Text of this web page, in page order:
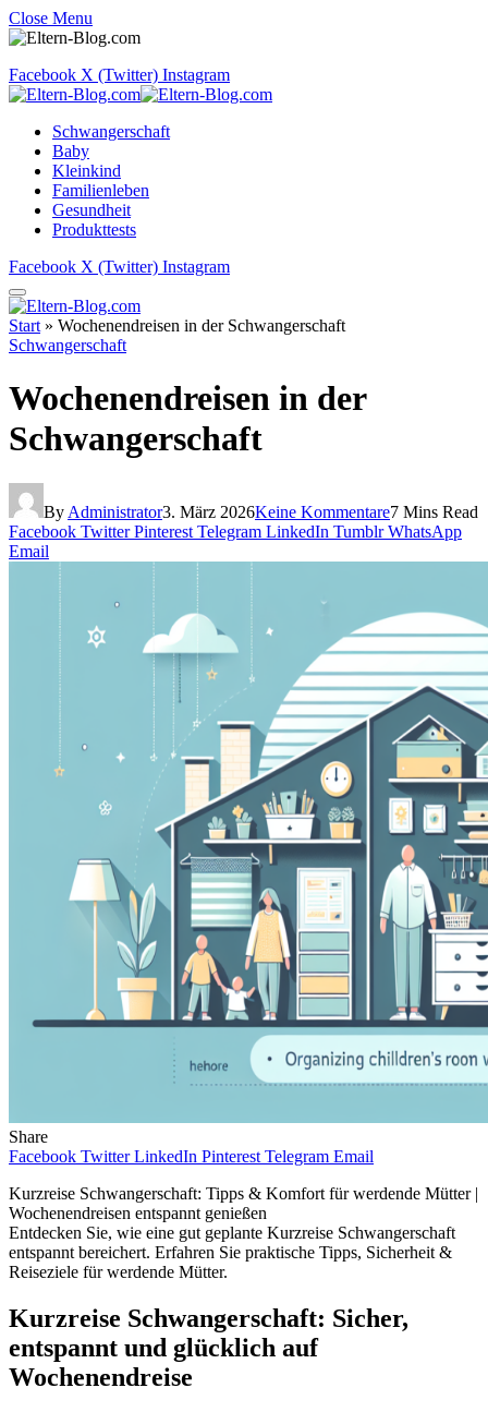
Close Menu
Facebook X (Twitter) Instagram
Schwangerschaft
Baby
Kleinkind
Familienleben
Gesundheit
Produkttests
Facebook X (Twitter) Instagram
Start » Wochenendreisen in der Schwangerschaft
Schwangerschaft
Wochenendreisen in der
Schwangerschaft
By Administrator3. März 2026Keine Kommentare7 Mins Read
Facebook Twitter Pinterest Telegram LinkedIn Tumblr WhatsApp
Email
Share
Facebook Twitter LinkedIn Pinterest Telegram Email
Kurzreise Schwangerschaft: Tipps & Komfort für werdende Mütter |
Wochenendreisen entspannt genießen
Entdecken Sie, wie eine gut geplante Kurzreise Schwangerschaft
entspannt bereichert. Erfahren Sie praktische Tipps, Sicherheit &
Reiseziele für werdende Mütter.
Kurzreise Schwangerschaft: Sicher,
entspannt und glücklich auf
Wochenendreise